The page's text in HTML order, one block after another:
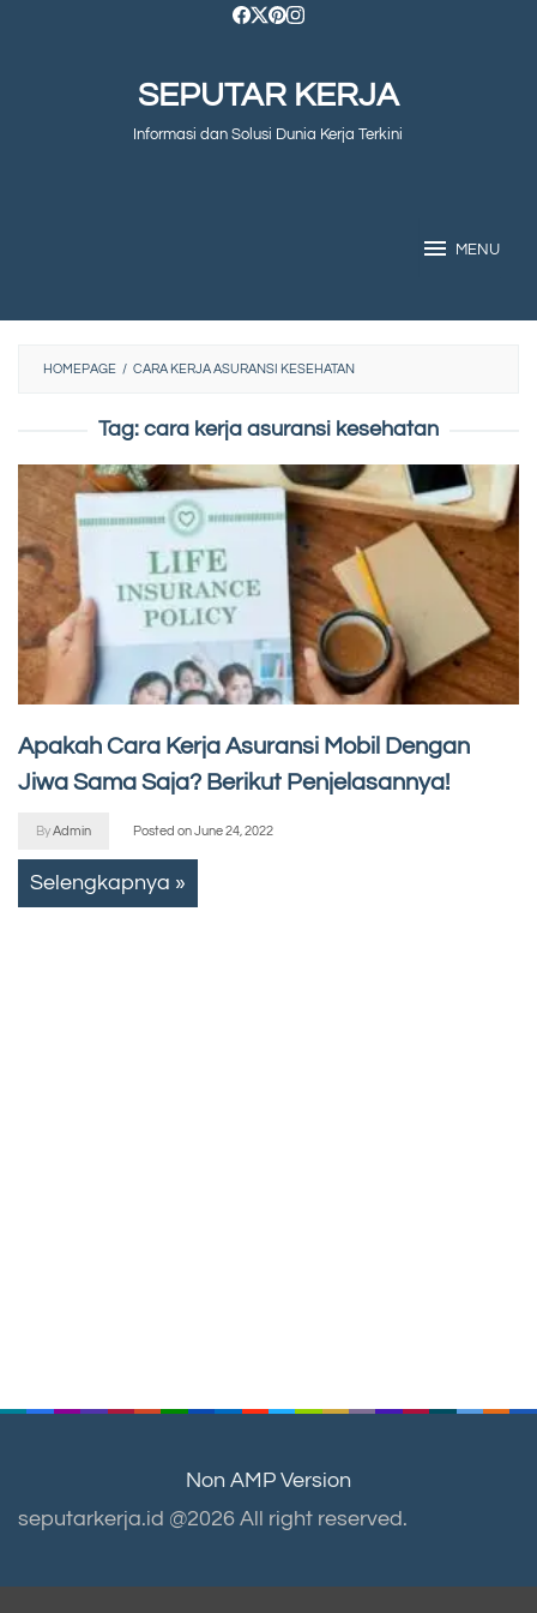
SEPUTAR KERJA
Informasi dan Solusi Dunia Kerja Terkini
MENU
HOMEPAGE / CARA KERJA ASURANSI KESEHATAN
Tag: cara kerja asuransi kesehatan
Apakah Cara Kerja Asuransi Mobil Dengan
Jiwa Sama Saja? Berikut Penjelasannya!
ByAdmin Posted onJune 24, 2022
Selengkapnya »
Non AMP Version
seputarkerja.id @2026 All right reserved.